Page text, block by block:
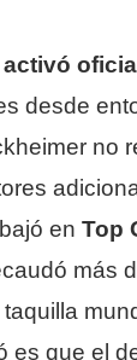
activó
desde
no
en Top
más
taquilla
es que el